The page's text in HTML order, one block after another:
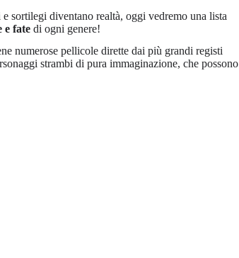
sortilegi diventano realtà, oggi vedremo una lista
e fate di ogni genere!
numerose pellicole dirette dai più grandi registi
strambi di pura immaginazione, che possono